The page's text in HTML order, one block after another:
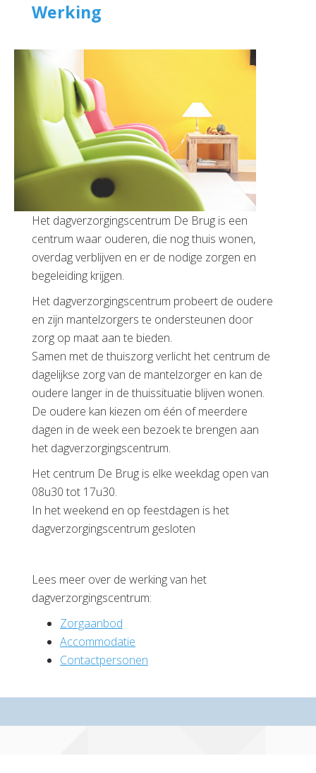
Werking
Het dagverzorgingscentrum De Brug is een
centrum waar ouderen, die nog thuis wonen,
overdag verblijven en er de nodige zorgen en
begeleiding krijgen.
Het dagverzorgingscentrum probeert de oudere
en zijn mantelzorgers te ondersteunen door
zorg op maat aan te bieden.
Samen met de thuiszorg verlicht het centrum de
dagelijkse zorg van de mantelzorger en kan de
oudere langer in de thuissituatie blijven wonen.
De oudere kan kiezen om één of meerdere
dagen in de week een bezoek te brengen aan
het dagverzorgingscentrum.
Het centrum De Brug is elke weekdag open van
08u30 tot 17u30.
In het weekend en op feestdagen is het
dagverzorgingscentrum gesloten
Lees meer over de werking van het
dagverzorgingscentrum:
Zorgaanbod
Accommodatie
Contactpersonen